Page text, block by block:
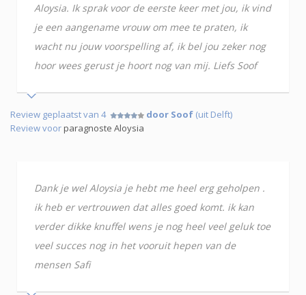
Aloysia. Ik sprak voor de eerste keer met jou, ik vind
je een aangename vrouw om mee te praten, ik
wacht nu jouw voorspelling af, ik bel jou zeker nog
hoor wees gerust je hoort nog van mij. Liefs Soof
Review geplaatst van 4 door Soof (uit Delft)
Review voorparagnoste Aloysia
Dank je wel Aloysia je hebt me heel erg geholpen .
ik heb er vertrouwen dat alles goed komt. ik kan
verder dikke knuffel wens je nog heel veel geluk toe
veel succes nog in het vooruit hepen van de
mensen Safi